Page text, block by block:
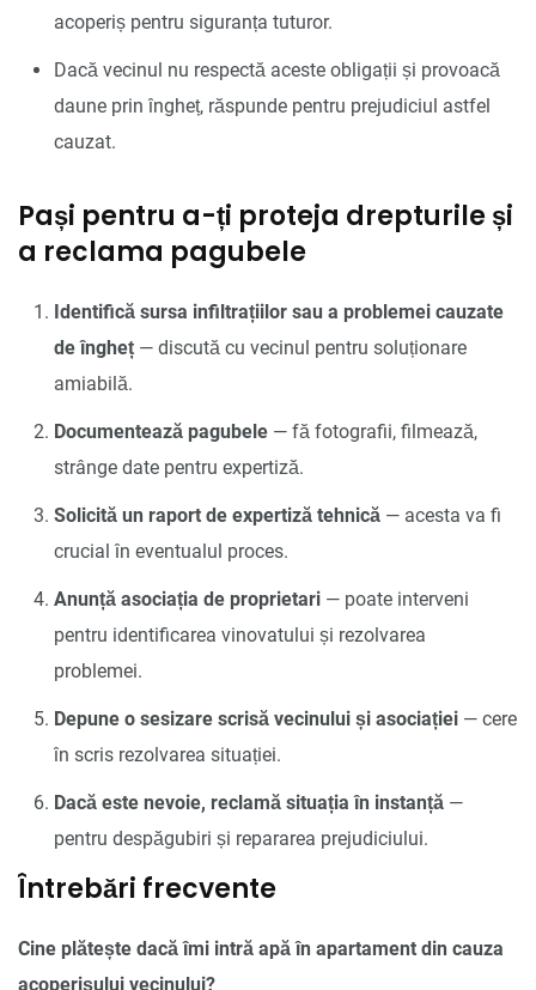
acoperiș pentru siguranța tuturor.
Dacă vecinul nu respectă aceste obligații și provoacă
daune prin îngheț, răspunde pentru prejudiciul astfel
cauzat.
Pași pentru a-ți proteja drepturile și
a reclama pagubele
Identifică sursa infiltrațiilor sau a problemei cauzate
de îngheț — discută cu vecinul pentru soluționare
amiabilă.
Documentează pagubele — fă fotografii, filmează,
strânge date pentru expertiză.
Solicită un raport de expertiză tehnică — acesta va fi
crucial în eventualul proces.
Anunță asociația de proprietari — poate interveni
pentru identificarea vinovatului și rezolvarea
problemei.
Depune o sesizare scrisă vecinului și asociației — cere
în scris rezolvarea situației.
Dacă este nevoie, reclamă situația în instanță —
pentru despăgubiri și repararea prejudiciului.
Întrebări frecvente
Cine plătește dacă îmi intră apă în apartament din cauza
acoperișului vecinului?